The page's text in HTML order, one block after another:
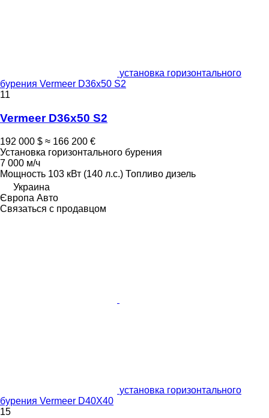
установка горизонтального
бурения Vermeer D36x50 S2
11
Vermeer D36x50 S2
192 000 $ ≈ 166 200 €
Установка горизонтального бурения
7 000 м/ч
Мощность 103 кВт (140 л.с.) Топливо дизель
Украина
Європа Авто
Связаться с продавцом
установка горизонтального
бурения Vermeer D40X40
15